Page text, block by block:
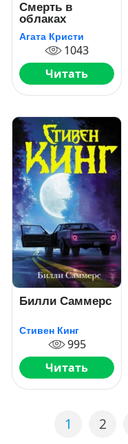
Смерть в
облаках
Агата Кристи
1043
Читать
Билли Саммерс
Стивен Кинг
995
Читать
1 2